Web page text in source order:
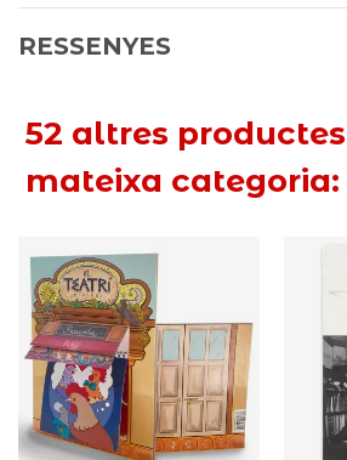
RESSENYES
52 altres
mateixa categoria: